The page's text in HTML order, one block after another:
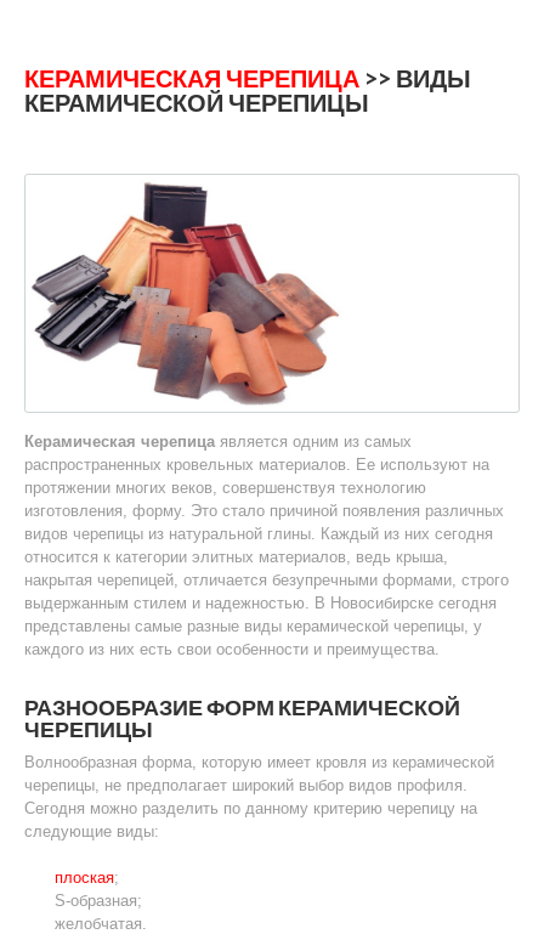
КЕРАМИЧЕСКАЯ ЧЕРЕПИЦА >> ВИДЫ
КЕРАМИЧЕСКОЙ ЧЕРЕПИЦЫ
Керамическая черепицаявляется одним из самых
распространенных кровельных материалов. Ее используют на
протяжении многих веков, совершенствуя технологию
изготовления, форму. Это стало причиной появления различных
видов черепицы из натуральной глины. Каждый из них сегодня
относится к категории элитных материалов, ведь крыша,
накрытая черепицей, отличается безупречными формами, строго
выдержанным стилем и надежностью. В Новосибирске сегодня
представлены самые разные виды керамической черепицы, у
каждого из них есть свои особенности и преимущества.
РАЗНООБРАЗИЕ ФОРМ КЕРАМИЧЕСКОЙ
ЧЕРЕПИЦЫ
Волнообразная форма, которую имеет кровля из керамической
черепицы, не предполагает широкий выбор видов профиля.
Сегодня можно разделить по данному критерию черепицу на
следующие виды:
плоская;
S-образная;
желобчатая.